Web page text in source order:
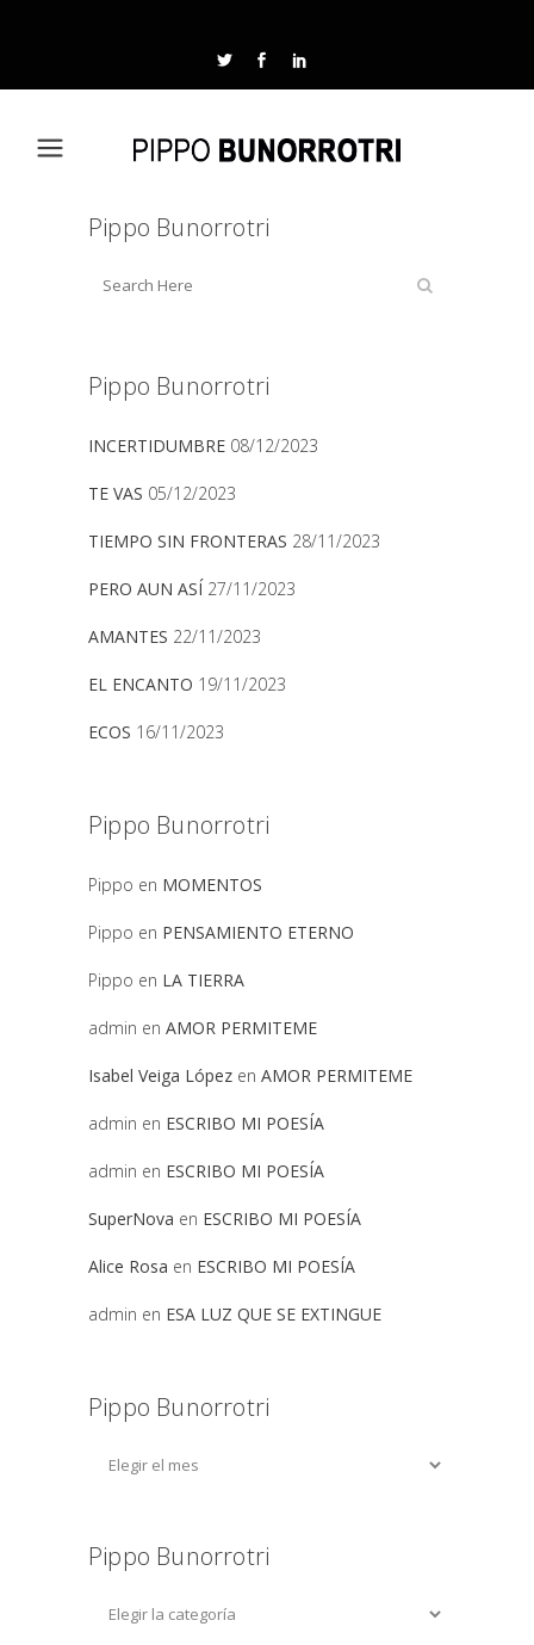
Pippo Bunorrotri
Pippo Bunorrotri
INCERTIDUMBRE 08/12/2023
TE VAS 05/12/2023
TIEMPO SIN FRONTERAS 28/11/2023
PERO AUN ASÍ 27/11/2023
AMANTES 22/11/2023
EL ENCANTO 19/11/2023
ECOS 16/11/2023
Pippo Bunorrotri
Pippo en MOMENTOS
Pippo en PENSAMIENTO ETERNO
Pippo en LA TIERRA
admin en AMOR PERMITEME
Isabel Veiga López en AMOR PERMITEME
admin en ESCRIBO MI POESÍA
admin en ESCRIBO MI POESÍA
SuperNova en ESCRIBO MI POESÍA
Alice Rosa en ESCRIBO MI POESÍA
admin en ESA LUZ QUE SE EXTINGUE
Pippo Bunorrotri
Pippo Bunorrotri